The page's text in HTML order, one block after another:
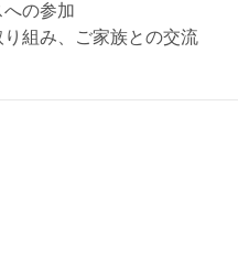
への参加
り組み、ご家族との交流